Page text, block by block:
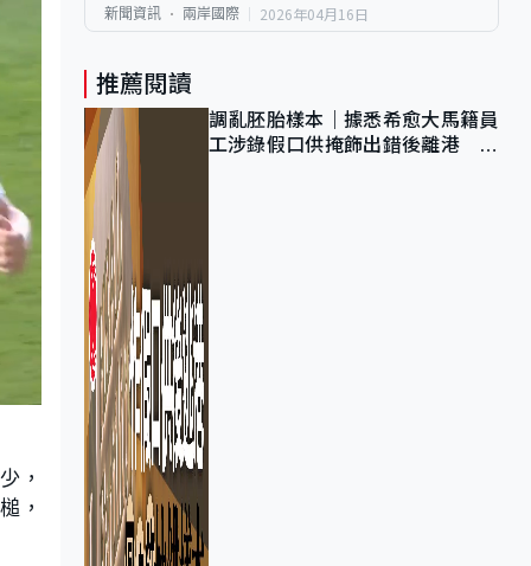
，
，
新聞資訊 兩岸國際 2026年04月16日
推薦閱讀
調亂胚胎樣本｜據悉希愈大馬籍員
工涉錄假口供掩飾出錯後離港 警